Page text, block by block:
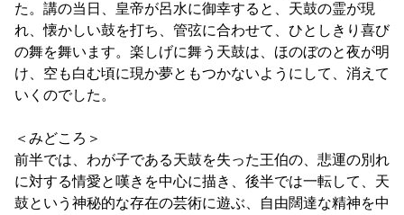
た。講の当日、皇帝が呂水に御幸すると、天鼓の霊が現
れ、懐かしい鼓を打ち、管弦に合わせて、ひとしきり喜び
の舞を舞います。楽しげに舞う天鼓は、ほのぼのと夜が明
け、空も白む頃に現か夢ともつかないようにして、消えて
いくのでした。
＜みどころ＞
前半では、わが子である天鼓を失った王伯の、悲運の別れ
に対する情愛と嘆きを中心に描き、後半では一転して、天
鼓という神秘的な存在の芸術に遊ぶ、自由闊達な精神を中